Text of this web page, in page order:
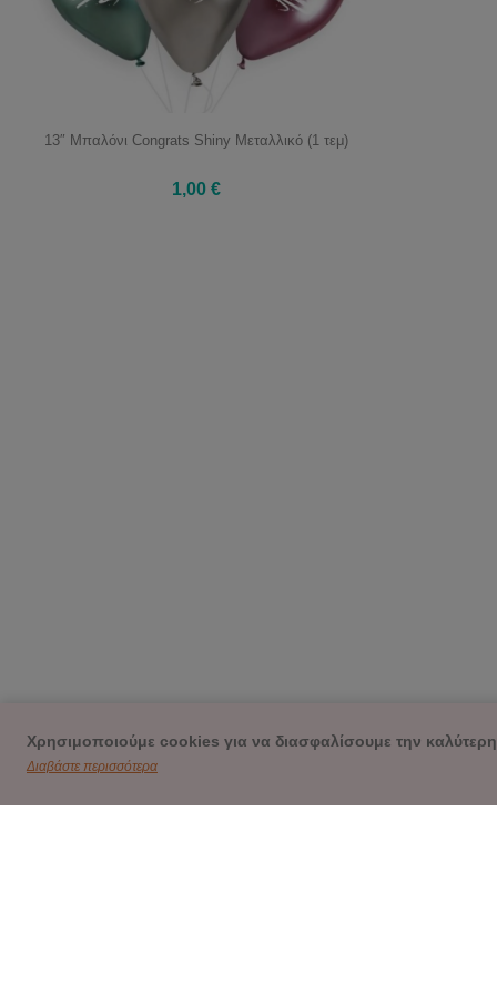
13″ Μπαλόνι Congrats Shiny Μεταλλικό (1 τεμ)
1,00 €
Χρησιμοποιούμε cookies για να διασφαλίσουμε την
Διαβάστε περισσότερα